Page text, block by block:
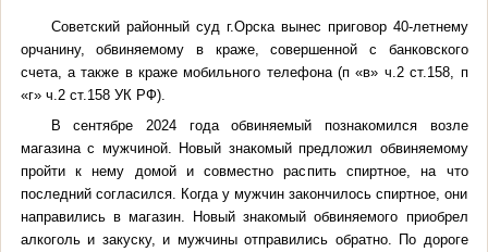
Советский районный суд г.Орска вынес приговор 40-летнему
орчанину, обвиняемому в краже, совершенной с банковского
счета, а также в краже мобильного телефона (п «в» ч.2 ст.158, п
«г» ч.2 ст.158 УК РФ).
В сентябре 2024 года обвиняемый познакомился возле
магазина с мужчиной. Новый знакомый предложил обвиняемому
пройти к нему домой и совместно распить спиртное, на что
последний согласился. Когда у мужчин закончилось спиртное, они
направились в магазин. Новый знакомый обвиняемого приобрел
алкоголь и закуску, и мужчины отправились обратно. По дороге